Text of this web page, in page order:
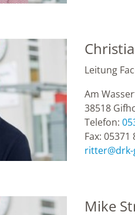
Leitung
Am
38518
Telefon:
Fax: 05371
ritter@
Mike